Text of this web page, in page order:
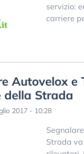
servizio:
carriere
Autovelox e
della Strada
2017 - 10:28
Strada